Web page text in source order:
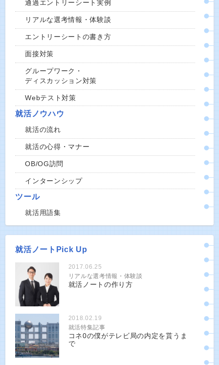
通過エントリーシート実例
リアルな選考情報・体験談
エントリーシートの書き方
面接対策
グループワーク・
ディスカッション対策
Webテスト対策
就活ノウハウ
就活の流れ
就活の心得・マナー
OB/OG訪問
インターンシップ
ツール
就活用語集
就活ノートPick Up
2017.06.25
リアルな選考情報・体験談
就活ノートの作り方
2018.02.19
就活特集記事
コネ0の僕がテレビ局の内定を貰うま
で